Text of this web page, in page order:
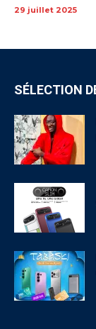
29 juillet 2025
SÉLECTION